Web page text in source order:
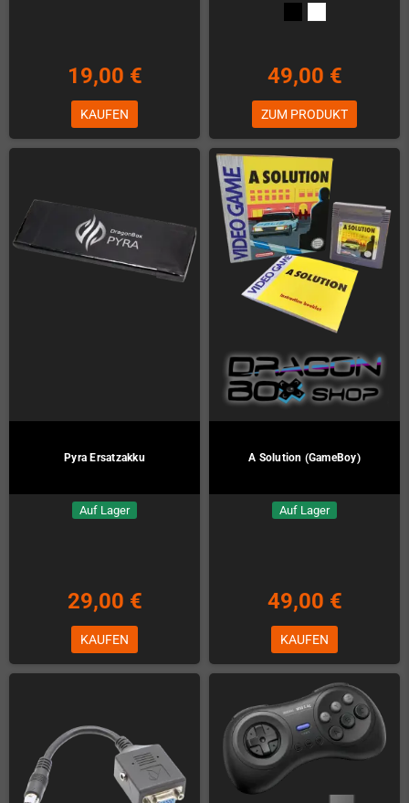
19,00 €
KAUFEN
49,00 €
ZUM PRODUKT
Pyra Ersatzakku
Auf Lager
29,00 €
KAUFEN
A Solution (GameBoy)
Auf Lager
49,00 €
KAUFEN